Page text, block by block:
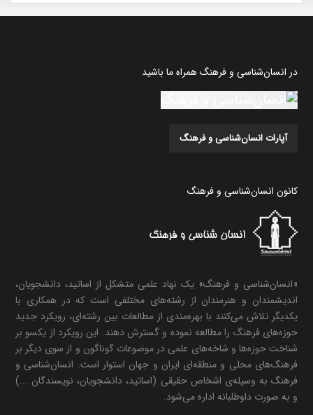
در انسان‌شناسی و فرهنگ همراه ما باشید
آپارات انسان‌شناسی و فرهنگ
کانون انسان‌شناسی و فرهنگ
«انسان‌شناسی و فرهنگ» یک نهاد علمی متشکل از اساتید، دانشجویان،
اندیشمندان و هنرمندان از رشته‌های مختلفی است که در همکاری با
یکدیگر تلاش می‌کنند با بهره‌مندی از مطالعات بین رشته‌ای، رویکرد جدید
حوزه‌های فرهنگ را مطالعه نموده و گسترش دهند. این رویکرد از یکسو بر
شناخت حوزه‌ها و شاخه‌های علمی در موضوعات گوناگون و از سوی دیگر بر
فرهنگ‌های محلی و منطقه‌ای ایران و جهان استوار است. انسان‌شناسی و
فرهنگ به وسیله‌ی اشخاص حقیقی (اساتید، دانشجویان، نویسندگان ...)
و به صورت داوطلبانه اداره می‌شود.